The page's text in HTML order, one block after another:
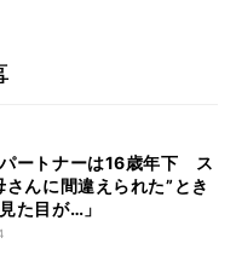
ートナーは16歳年下 ス
さんに間違えられた”とき
た目が…」